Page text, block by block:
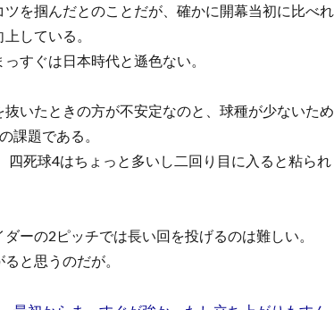
を掴んだとのことだが、確かに開幕当初に比べれ
している。
すぐは日本時代と遜色ない。
いたときの方が不安定なのと、球種が少ないため
課題である。
死球4はちょっと多いし二回り目に入ると粘られ
ーの2ピッチでは長い回を投げるのは難しい。
と思うのだが。